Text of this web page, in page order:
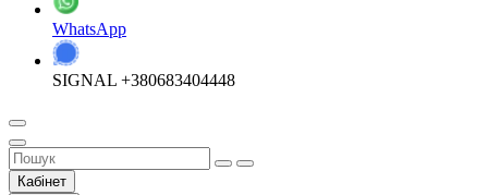
WhatsApp
SIGNAL +380683404448
Кабінет